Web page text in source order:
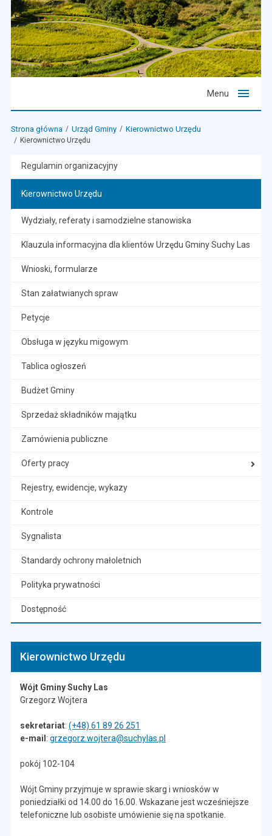
Menu
Strona główna Urząd Gminy Kierownictwo Urzędu
Kierownictwo Urzędu
Regulamin organizacyjny
Kierownictwo Urzędu
Wydziały, referaty i samodzielne stanowiska
Klauzula informacyjna dla klientów Urzędu Gminy Suchy Las
Wnioski, formularze
Stan załatwianych spraw
Petycje
Obsługa w języku migowym
Tablica ogłoszeń
Budżet Gminy
Sprzedaż składników majątku
Zamówienia publiczne
Oferty pracy
Rejestry, ewidencje, wykazy
Kontrole
Sygnalista
Standardy ochrony małoletnich
Polityka prywatności
Dostępność
Kierownictwo Urzędu
Wójt Gminy Suchy Las
Grzegorz Wojtera
sekretariat: (+48) 61 89 26 251
e-mail : grzegorz.wojtera@suchylas.pl
pokój 102-104
Wójt Gminy przyjmuje w sprawie skarg i wniosków w
poniedziałki od 14.00 do 16.00. Wskazane jest wcześniejsze
telefoniczne lub osobiste umówienie się na spotkanie.